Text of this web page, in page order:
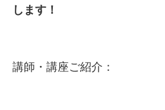
します！
講師・講座ご紹介：